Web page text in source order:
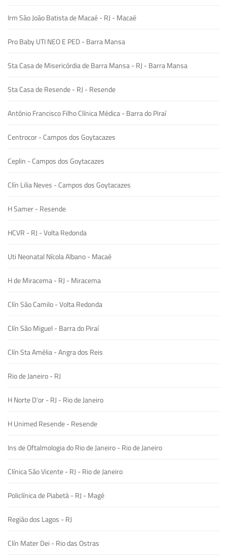
Irm São João Batista de Macaé - RJ - Macaé
Pro Baby UTI NEO E PED - Barra Mansa
Sta Casa de Misericórdia de Barra Mansa - RJ - Barra Mansa
Sta Casa de Resende - RJ - Resende
Antônio Francisco Filho Clínica Médica - Barra do Piraí
Centrocor - Campos dos Goytacazes
Ceplin - Campos dos Goytacazes
Clín Lilia Neves - Campos dos Goytacazes
H Samer - Resende
HCVR - RJ - Volta Redonda
Uti Neonatal Nícola Albano - Macaé
H de Miracema - RJ - Miracema
Clín São Camilo - Volta Redonda
Clín São Miguel - Barra do Piraí
Clín Sta Amélia - Angra dos Reis
Rio de Janeiro - RJ
H Norte D'or - RJ - Rio de Janeiro
H Unimed Resende - Resende
Ins de Oftalmologia do Rio de Janeiro - Rio de Janeiro
Clínica São Vicente - RJ - Rio de Janeiro
Policlínica de Piabetá - RJ - Magé
Região dos Lagos - RJ
Clín Mater Dei - Rio das Ostras